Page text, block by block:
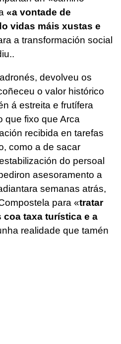
«a vontade de
vidas máis xustas e
a transformación social
devolveu os
o valor histórico
á estreita e frutífera
que fixo que Arca
recibida en tarefas
como a de sacar
do persoal
asesoramento a
semanas atrás,
para «tratar
taxa turística e a
realidade que tamén